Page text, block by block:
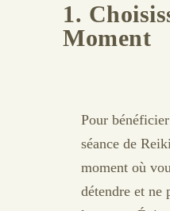
1.
Moment
Pour
séance de
moment où
détendre et ne